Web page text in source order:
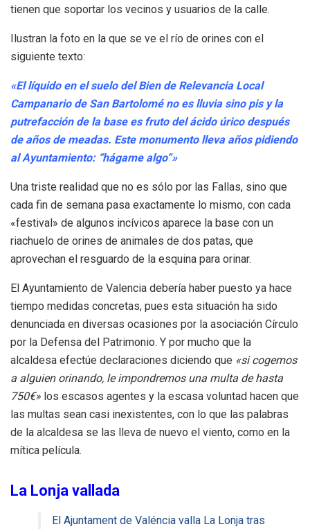
tienen que soportar los vecinos y usuarios de la calle.
Ilustran la foto en la que se ve el río de orines con el
siguiente texto:
«El líquido en el suelo del Bien de Relevancia Local
Campanario de San Bartolomé no es lluvia sino pis y la
putrefacción de la base es fruto del ácido úrico después
de años de meadas. Este monumento lleva años pidiendo
al Ayuntamiento: “hágame algo”»
Una triste realidad que no es sólo por las Fallas, sino que
cada fin de semana pasa exactamente lo mismo, con cada
«festival» de algunos incívicos aparece la base con un
riachuelo de orines de animales de dos patas, que
aprovechan el resguardo de la esquina para orinar.
El Ayuntamiento de Valencia debería haber puesto ya hace
tiempo medidas concretas, pues esta situación ha sido
denunciada en diversas ocasiones por la asociación Círculo
por la Defensa del Patrimonio. Y por mucho que la
alcaldesa efectúe declaraciones diciendo que «si cogemos
a alguien orinando, le impondremos una multa de hasta
750€» los escasos agentes y la escasa voluntad hacen que
las multas sean casi inexistentes, con lo que las palabras
de la alcaldesa se las lleva de nuevo el viento, como en la
mítica película.
La Lonja vallada
El Ajuntament de Valéncia valla La Lonja tras